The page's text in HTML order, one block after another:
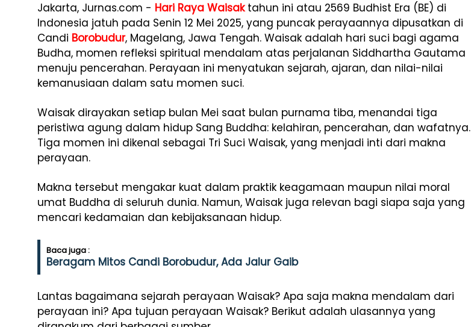
Jakarta, Jurnas.com - Hari Raya Waisaktahun ini atau 2569 Budhist Era (BE) di
Indonesia jatuh pada Senin 12 Mei 2025, yang puncak perayaannya dipusatkan di
Candi Borobudur, Magelang, Jawa Tengah. Waisak adalah hari suci bagi agama
Budha, momen refleksi spiritual mendalam atas perjalanan Siddhartha Gautama
menuju pencerahan. Perayaan ini menyatukan sejarah, ajaran, dan nilai-nilai
kemanusiaan dalam satu momen suci.
Waisak dirayakan setiap bulan Mei saat bulan purnama tiba, menandai tiga
peristiwa agung dalam hidup Sang Buddha: kelahiran, pencerahan, dan wafatnya.
Tiga momen ini dikenal sebagai Tri Suci Waisak, yang menjadi inti dari makna
perayaan.
Makna tersebut mengakar kuat dalam praktik keagamaan maupun nilai moral
umat Buddha di seluruh dunia. Namun, Waisak juga relevan bagi siapa saja yang
mencari kedamaian dan kebijaksanaan hidup.
Baca juga :
Beragam Mitos Candi Borobudur, Ada Jalur Gaib
Lantas bagaimana sejarah perayaan Waisak? Apa saja makna mendalam dari
perayaan ini? Apa tujuan perayaan Waisak? Berikut adalah ulasannya yang